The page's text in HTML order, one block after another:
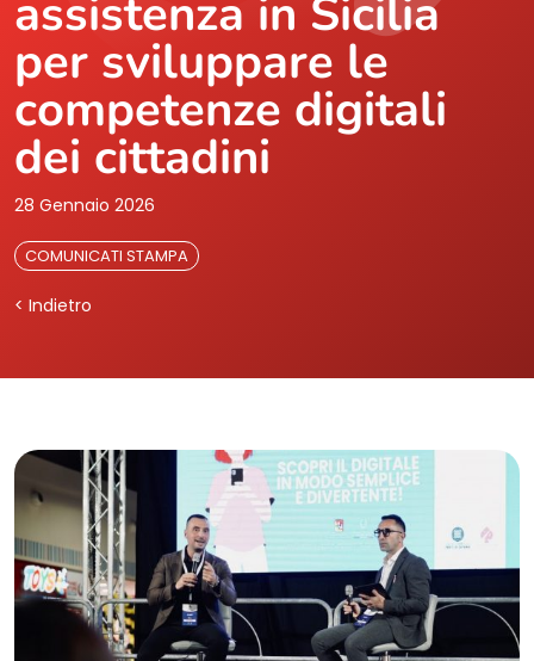
Area Stampa
Contatti
Login
assistenza in Sicilia
per sviluppare le
competenze digitali
dei cittadini
28 Gennaio 2026
COMUNICATI STAMPA
< Indietro